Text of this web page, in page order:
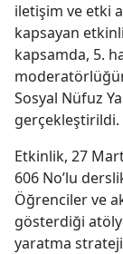
iletişim ve etki
kapsayan
kapsamda, 5.
Sosyal Nüfuz
gerçekleştirildi.
Etkinlik, 27
606 No’lu
Öğrenciler ve
gösterdiği
yaratma